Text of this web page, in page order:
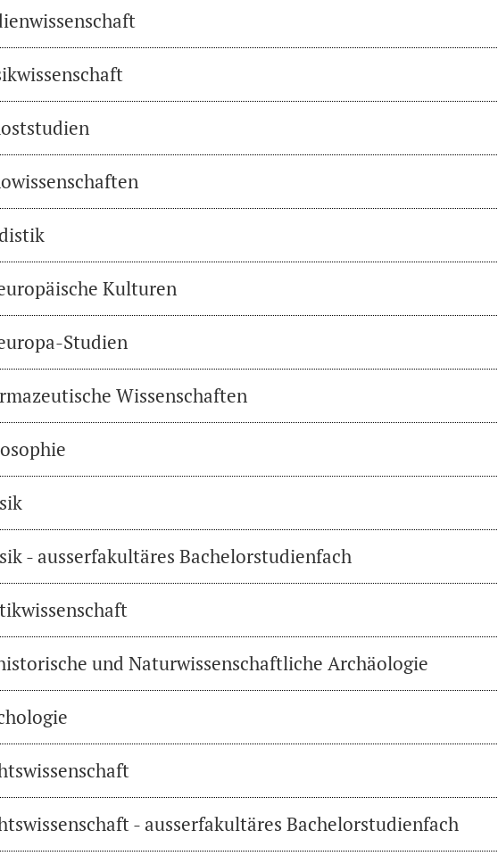
Kulturen
Studien
Wissenschaften
- ausserfakultäres Bachelorstudienfach
und Naturwissenschaftliche Archäologie
- ausserfakultäres Bachelorstudienfach